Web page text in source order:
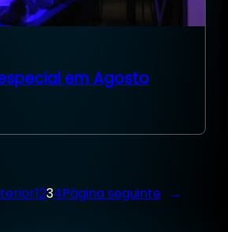
em Agosto
1234Página seguinte →